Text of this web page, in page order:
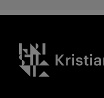
Kristiania logo